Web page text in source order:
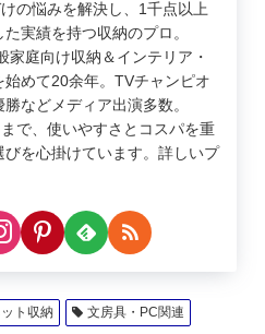
の悩みを解決し、1千点以上
実績を持つ収納のプロ。
庭向け収納＆インテリア・
めて20余年。TVチャンピオ
などメディア出演多数。
で、使いやすさとコスパを重
を心掛けています。詳しいプ
ト収納 文房具・PC関連